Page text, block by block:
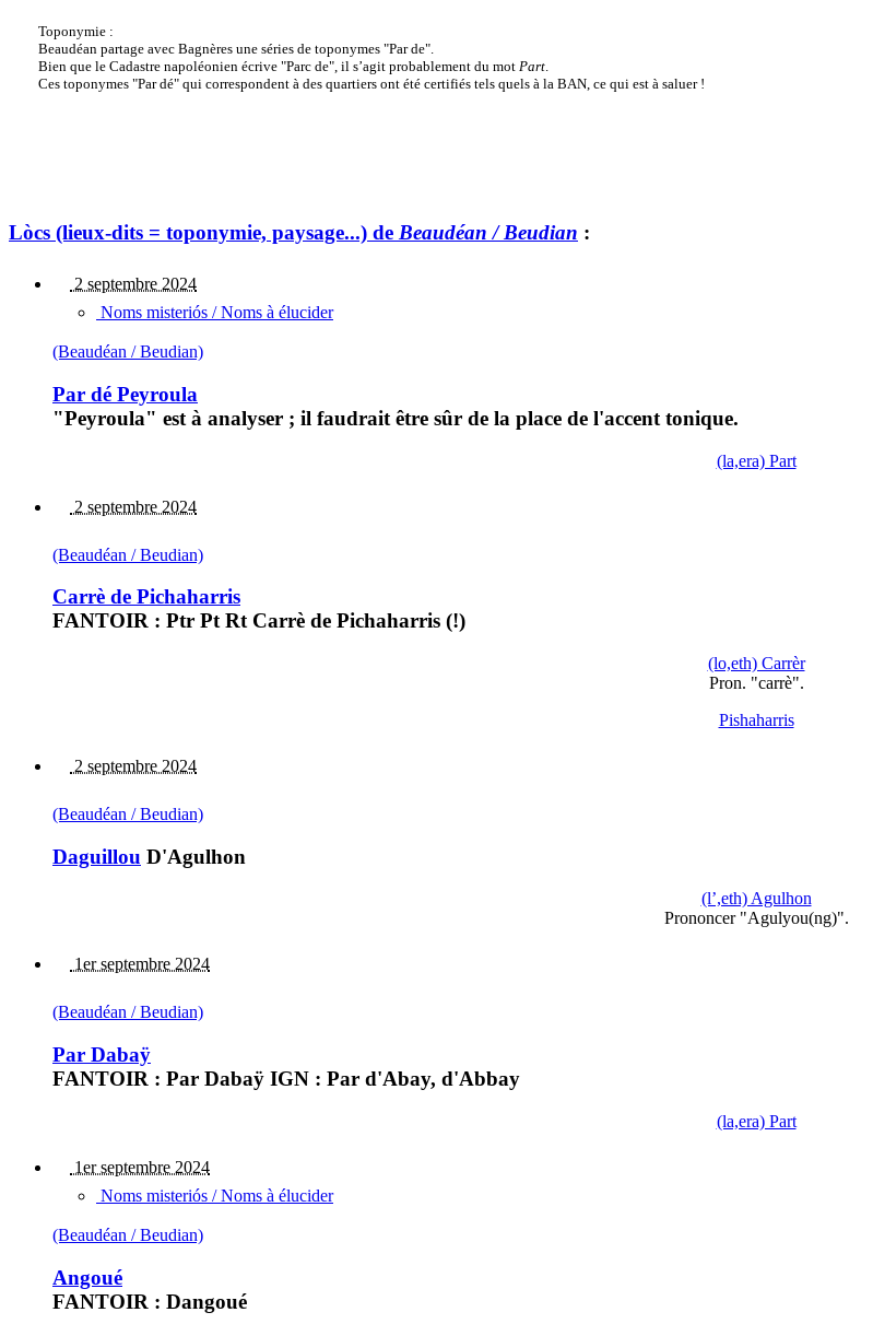
Toponymie :
Beaudéan partage avec Bagnères une séries de toponymes "Par de".
Bien que le Cadastre napoléonien écrive "Parc de", il s’agit probablement du mot Part.
Ces toponymes "Par dé" qui correspondent à des quartiers ont été certifiés tels quels à la BAN, ce qui est à saluer !
Lòcs (lieux-dits = toponymie, paysage...) de Beaudéan / Beudian :
2 septembre 2024
Noms misteriós / Noms à élucider
(Beaudéan / Beudian)
Par dé Peyroula
"Peyroula" est à analyser ; il faudrait être sûr de la place de l'accent tonique.
(la,era) Part
2 septembre 2024
(Beaudéan / Beudian)
Carrè de Pichaharris
FANTOIR : Ptr Pt Rt Carrè de Pichaharris (!)
(lo,eth) Carrèr
Pron. "carrè".
Pishaharris
2 septembre 2024
(Beaudéan / Beudian)
Daguillou D'Agulhon
(l’,eth) Agulhon
Prononcer "Agulyou(ng)".
1er septembre 2024
(Beaudéan / Beudian)
Par Dabaÿ
FANTOIR : Par Dabaÿ IGN : Par d'Abay, d'Abbay
(la,era) Part
1er septembre 2024
Noms misteriós / Noms à élucider
(Beaudéan / Beudian)
Angoué
FANTOIR : Dangoué